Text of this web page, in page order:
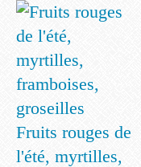
Fruits rouges de
l'été, myrtilles,